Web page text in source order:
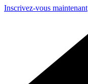
Inscrivez-vous maintenant